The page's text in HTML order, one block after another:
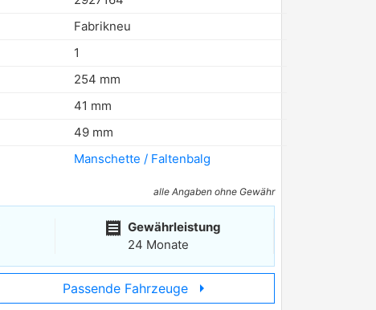
Fabrikneu
1
254 mm
41 mm
49 mm
Manschette / Faltenbalg
alle Angaben ohne Gewähr
receipt Gewährleistung
24 Monate
Passende Fahrzeuge arrow_right